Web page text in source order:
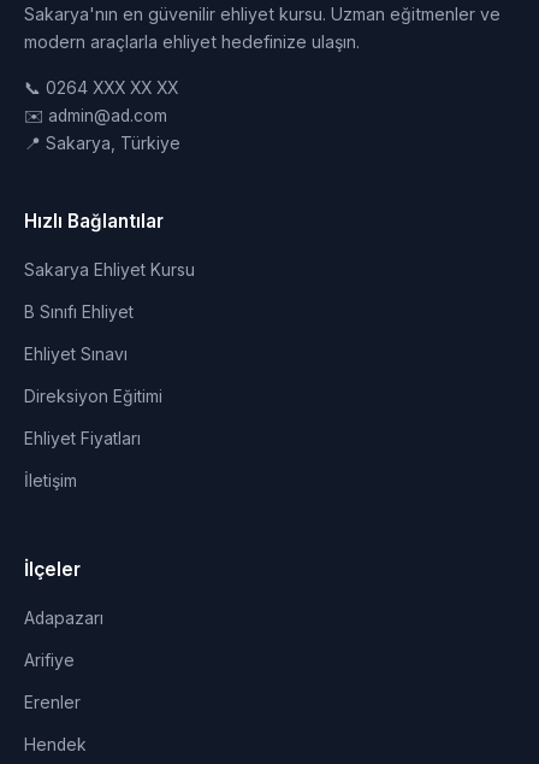
Sakarya'nın en güvenilir ehliyet kursu. Uzman eğitmenler ve
modern araçlarla ehliyet hedefinize ulaşın.
📞 0264 XXX XX XX
✉️ admin@ad.com
📍 Sakarya, Türkiye
Hızlı Bağlantılar
Sakarya Ehliyet Kursu
B Sınıfı Ehliyet
Ehliyet Sınavı
Direksiyon Eğitimi
Ehliyet Fiyatları
İletişim
İlçeler
Adapazarı
Arifiye
Erenler
Hendek